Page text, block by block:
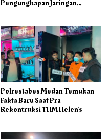
Pengungkapan Jaringan
Polrestabes Medan Temukan
Fakta Baru Saat Pra
Rekontruksi THM Helen’s